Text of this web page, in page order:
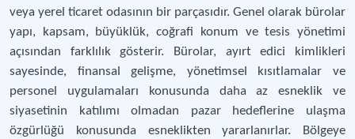
veya yerel ticaret odasının bir parçasıdır. Genel olarak bürolar
yapı, kapsam, büyüklük, coğrafi konum ve tesis yönetimi
açısından farklılık gösterir. Bürolar, ayırt edici kimlikleri
sayesinde, finansal gelişme, yönetimsel kısıtlamalar ve
personel uygulamaları konusunda daha az esneklik ve
siyasetinin katılımı olmadan pazar hedeflerine ulaşma
özgürlüğü konusunda esneklikten yararlanırlar. Bölgeye